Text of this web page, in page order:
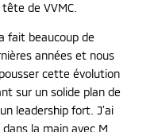
de VVMC.
fait beaucoup de
années et nous
cette évolution
sur un solide plan de
leadership fort. J’ai
la main avec M.